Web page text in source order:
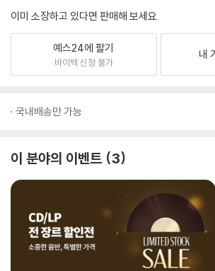
이미 소장하고 있다면 판매해 보세요.
예스24에 팔기
바이백 신청 불가
내
국내배송만 가능
이 분야의 이벤트 3